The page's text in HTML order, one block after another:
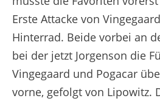
Erste Attacke von
Hinterrad. Beide vorbei an
bei der jetzt Jorgenson die
Vingegaard und Pogacar
vorne, gefolgt von Lipowitz.